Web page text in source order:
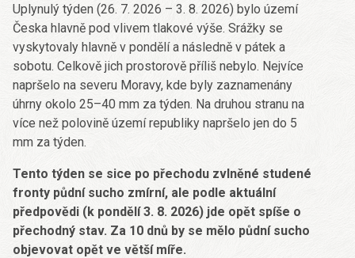
Uplynulý týden (26. 7. 2026 – 3. 8. 2026) bylo území
Česka hlavně pod vlivem tlakové výše. Srážky se
vyskytovaly hlavně v pondělí a následně v pátek a
sobotu. Celkově jich prostorově příliš nebylo. Nejvíce
napršelo na severu Moravy, kde byly zaznamenány
úhrny okolo 25–40 mm za týden. Na druhou stranu na
více než polovině území republiky napršelo jen do 5
mm za týden.
Tento týden se sice po přechodu zvlněné studené
fronty půdní sucho zmírní, ale podle aktuální
předpovědi (k pondělí 3. 8. 2026) jde opět spíše o
přechodný stav. Za 10 dnů by se mělo půdní sucho
objevovat opět ve větší míře.